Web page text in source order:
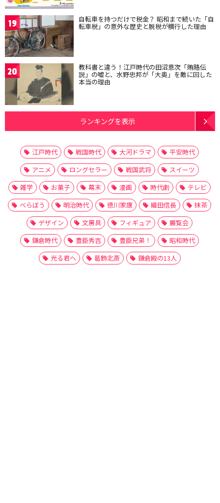
19 自転車を持つだけで税金？ 昭和まで続いた「自
転車税」の意外な歴史と脱税が横行した理由
20 教科書と違う！江戸時代の田沼意次「賄賂伝
説」の嘘と、水野忠邦が「大奥」を敵に回した
本当の理由
ランキングを表示
江戸時代 戦国時代 大河ドラマ
平安時代
アニメ
ロングセラー 戦国武将
スイーツ
雑学
お菓子 幕末 漫画 時代劇
テレビ
べらぼう
明治時代 徳川家康 織田信長
抹茶
デザイン
文房具 フィギュア
展覧会
鎌倉時代
豊臣秀吉 豊臣兄弟！
昭和時代
光る君へ
葛飾北斎 鎌倉殿の13人